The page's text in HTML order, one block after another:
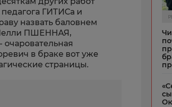
ГИТИСа и
назвать баловнем
ПШЕННАЯ,
очаровательная
в браке вот уже
страницы.